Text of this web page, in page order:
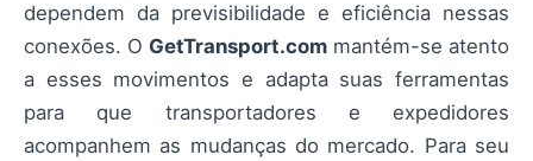
dependem da previsibilidade e eficiência nessas
conexões. O GetTransport.com mantém-se atento
a esses movimentos e adapta suas ferramentas
para que transportadores e expedidores
acompanhem as mudanças do mercado. Para seu